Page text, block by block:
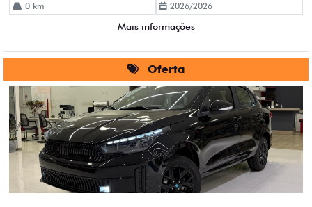
0 km 2026/2026
Mais informações
Oferta